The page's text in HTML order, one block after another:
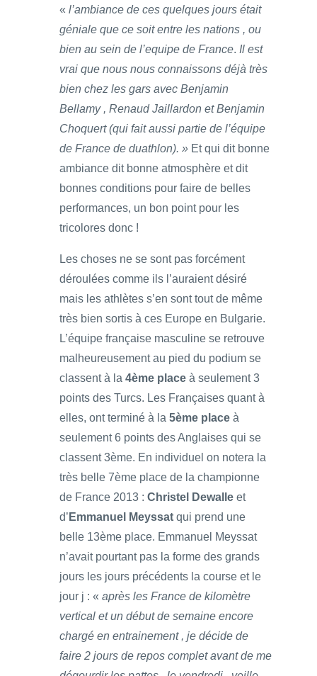
« l’ambiance de ces quelques jours était
géniale que ce soit entre les nations , ou
bien au sein de l’equipe de France. Il est
vrai que nous nous connaissons déjà très
bien chez les gars avec Benjamin
Bellamy , Renaud Jaillardon et Benjamin
Choquert (qui fait aussi partie de l’équipe
de France de duathlon). » Et qui dit bonne
ambiance dit bonne atmosphère et dit
bonnes conditions pour faire de belles
performances, un bon point pour les
tricolores donc !
Les choses ne se sont pas forcément
déroulées comme ils l’auraient désiré
mais les athlètes s’en sont tout de même
très bien sortis à ces Europe en Bulgarie.
L’équipe française masculine se retrouve
malheureusement au pied du podium se
classent à la 4ème place à seulement 3
points des Turcs. Les Françaises quant à
elles, ont terminé à la 5ème place à
seulement 6 points des Anglaises qui se
classent 3ème. En individuel on notera la
très belle 7ème place de la championne
de France 2013 : Christel Dewalle et
d’ Emmanuel Meyssat qui prend une
belle 13ème place. Emmanuel Meyssat
n’avait pourtant pas la forme des grands
jours les jours précédents la course et le
jour j : « après les France de kilomètre
vertical et un début de semaine encore
chargé en entrainement , je décide de
faire 2 jours de repos complet avant de me